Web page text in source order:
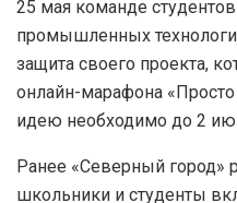
25 мая команде
промышленных
защита своего проекта,
онлайн-марафона
идею необходимо до 2
Ранее «Северный город»
школьники и студенты